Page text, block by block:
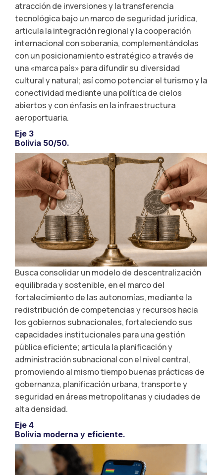
atracción de inversiones y la transferencia
tecnológica bajo un marco de seguridad jurídica,
articula la integración regional y la cooperación
internacional con soberanía, complementándolas
con un posicionamiento estratégico a través de
una «marca país» para difundir su diversidad
cultural y natural; así como potenciar el turismo y la
conectividad mediante una política de cielos
abiertos y con énfasis en la infraestructura
aeroportuaria.
Eje 3
Bolivia 50/50.
Busca consolidar un modelo de descentralización
equilibrada y sostenible, en el marco del
fortalecimiento de las autonomías, mediante la
redistribución de competencias y recursos hacia
los gobiernos subnacionales, fortaleciendo sus
capacidades institucionales para una gestión
pública eficiente; articula la planificación y
administración subnacional con el nivel central,
promoviendo al mismo tiempo buenas prácticas de
gobernanza, planificación urbana, transporte y
seguridad en áreas metropolitanas y ciudades de
alta densidad.
Eje 4
Bolivia moderna y eficiente.